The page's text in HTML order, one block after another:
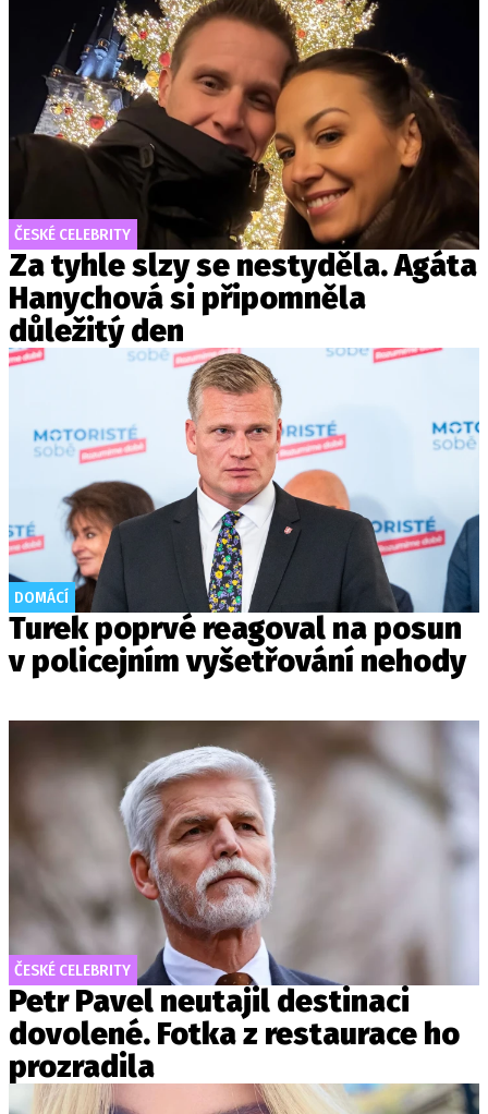
ČESKÉ CELEBRITY
Za tyhle slzy se nestyděla. Agáta
Hanychová si připomněla
důležitý den
DOMÁCÍ
Turek poprvé reagoval na posun
v policejním vyšetřování nehody
ČESKÉ CELEBRITY
Petr Pavel neutajil destinaci
dovolené. Fotka z restaurace ho
prozradila